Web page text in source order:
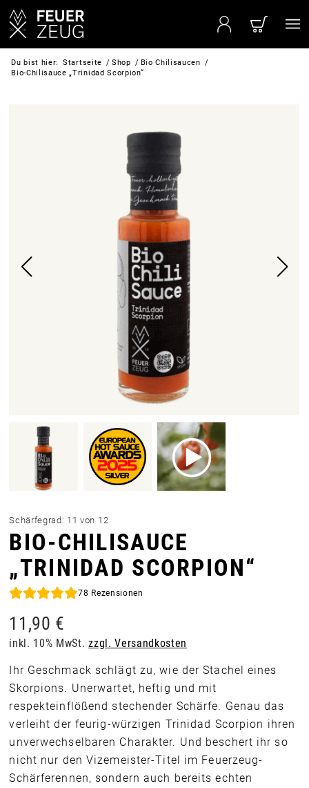
Du bist hier: Startseite / Shop / Bio Chilisaucen /
Bio-Chilisauce „Trinidad Scorpion“
Schärfegrad: 11 von 12
BIO-CHILISAUCE
„TRINIDAD SCORPION“
78 Rezensionen
11,90 €
inkl. 10% MwSt.zzgl. Versandkosten
Ihr Geschmack schlägt zu, wie der Stachel eines
Skorpions. Unerwartet, heftig und mit
respekteinflößend stechender Schärfe. Genau das
verleiht der feurig-würzigen Trinidad Scorpion ihren
unverwechselbaren Charakter. Und beschert ihr so
nicht nur den Vizemeister-Titel im Feuerzeug-
Schärferennen, sondern auch bereits echten